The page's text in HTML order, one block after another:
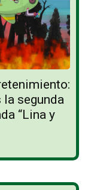
la segunda
“Lina y